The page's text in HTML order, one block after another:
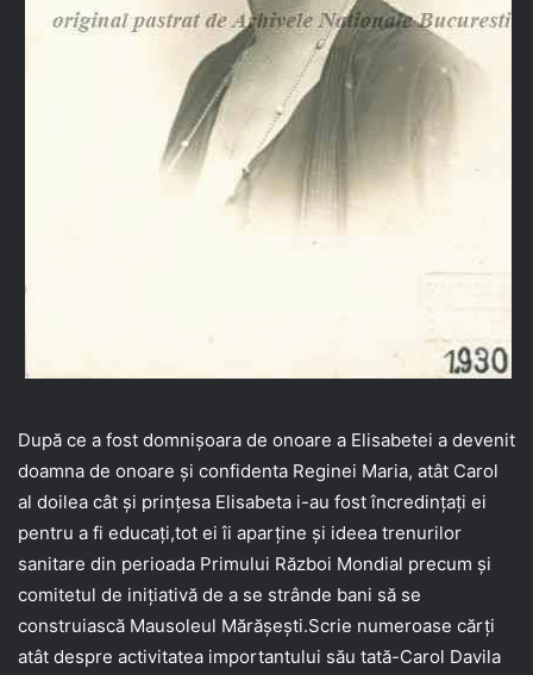
După ce a fost domnișoara de onoare a Elisabetei a devenit
doamna de onoare și confidenta Reginei Maria, atât Carol
al doilea cât și prințesa Elisabeta i-au fost încredințați ei
pentru a fi educați,tot ei îi aparține și ideea trenurilor
sanitare din perioada Primului Război Mondial precum și
comitetul de inițiativă de a se strânde bani să se
construiască Mausoleul Mărășești.Scrie numeroase cărți
atât despre activitatea importantului său tată-Carol Davila